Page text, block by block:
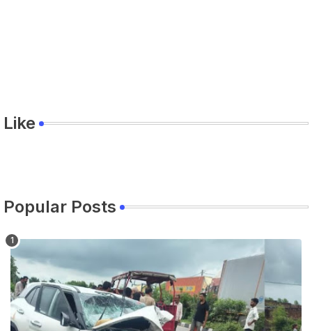
Like
Popular Posts